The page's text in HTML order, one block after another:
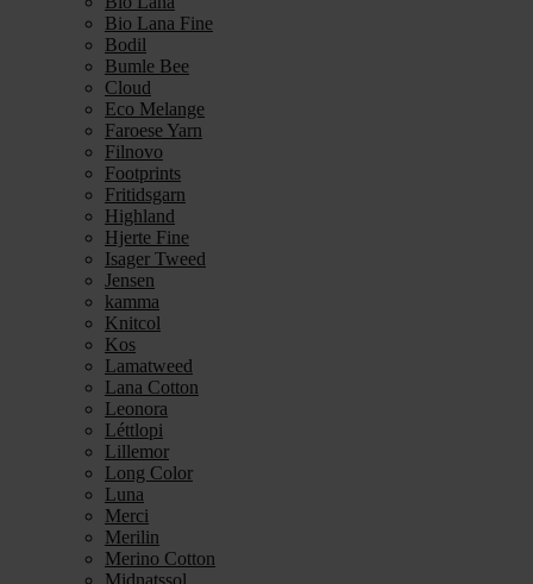
Bio Lana Fine
Bodil
Bumle Bee
Cloud
Eco Melange
Faroese Yarn
Filnovo
Footprints
Fritidsgarn
Highland
Hjerte Fine
Isager Tweed
Jensen
kamma
Knitcol
Kos
Lamatweed
Lana Cotton
Leonora
Léttlopi
Lillemor
Long Color
Luna
Merci
Merilin
Merino Cotton
Midnatssol